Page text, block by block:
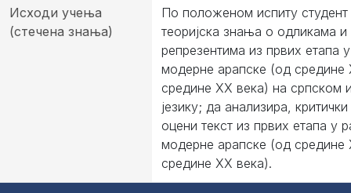
Исходи учења
(стечена знања)
По положеном испиту студент
теоријска знања о одликама
репрезентима из првих етапа
модерне арапске (од средине
средине XX века) на српском
језику; да анализира,
оцени текст из првих етапа у
модерне арапске (од средине
средине XX века).